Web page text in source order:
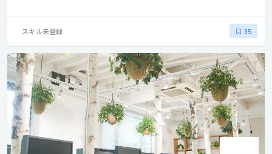
スキル未登録 35